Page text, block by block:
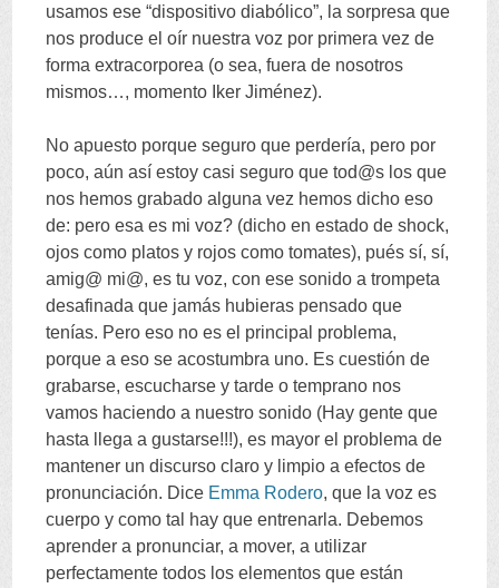
usamos ese “dispositivo diabólico”, la sorpresa que
nos produce el oír nuestra voz por primera vez de
forma extracorporea (o sea,fuera de nosotros
mismos…, momento Iker Jiménez).
No apuesto porque seguro que perdería, pero por
poco,aún así estoy casi seguro que tod@s los que
nos hemos grabado alguna vez hemos dicho eso
de: pero esa es mi voz? (dicho en estado de shock,
ojos como platos y rojos como tomates), pués sí,sí,
amig@ mi@,es tu voz,con ese sonido a trompeta
desafinada que jamás hubieras pensado que
tenías. Pero eso no es el principal problema,
porque a eso se acostumbra uno. Es cuestión de
grabarse,escucharse y tarde o temprano nos
vamos haciendo a nuestro sonido (Hay gente que
hasta llega a gustarse!!!),es mayor el problema de
mantener un discurso claro y limpio a efectos de
pronunciación. Dice Emma Rodero,que la voz es
cuerpo y como tal hay que entrenarla. Debemos
aprender a pronunciar,a mover,a utilizar
perfectamente todos los elementos que están